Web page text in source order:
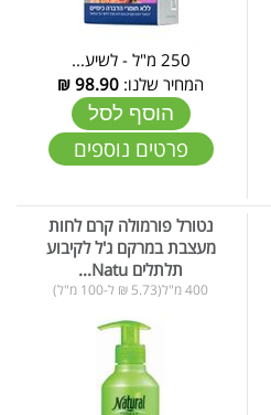
250 מ"ל - לשיע...
המחיר שלנו: 98.90
₪
הוסף לסל
פרטים נוספים
נטורל פורמולה קרם לחות
מעצבת במרקם ג'ל לקיבוע
תלתלים Natu...
400 מ"ל(5.73 ₪ ל-100 מ"ל)